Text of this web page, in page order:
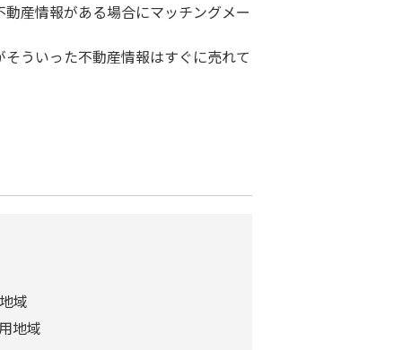
産情報がある場合にマッチングメー
ういった不動産情報はすぐに売れて
域
地域